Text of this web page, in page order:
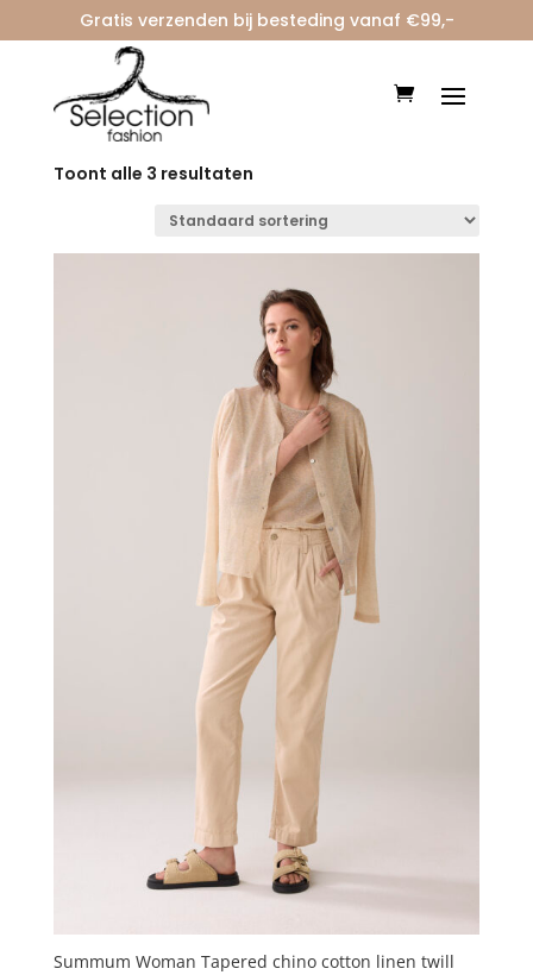
Gratis verzenden bij besteding vanaf €99,-
/ Merken / summumwoman
summumwoman
Toont alle 3 resultaten
Summum Woman Tapered chino cotton linen twill